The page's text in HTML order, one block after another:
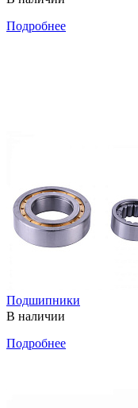
Подробнее
Подшипники
В наличии
Подробнее